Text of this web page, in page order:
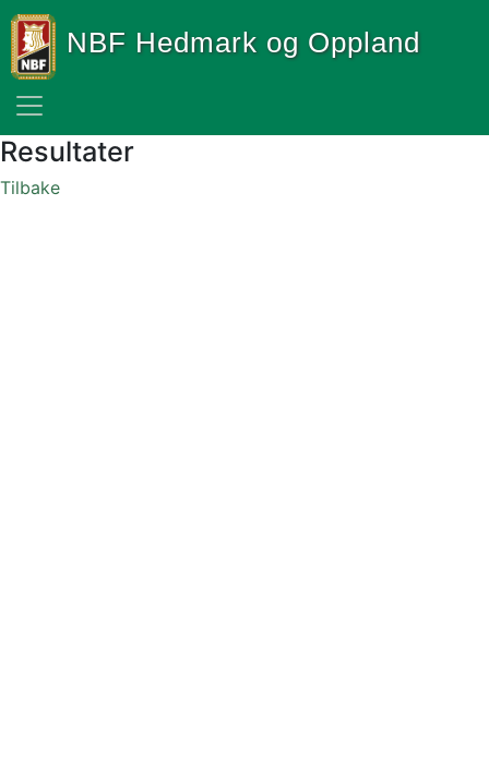
NBF Hedmark og Oppland
Resultater
Tilbake